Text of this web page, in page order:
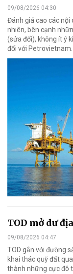
09/08/2026 04:30
Đánh giá cao các nội
nhiên, bên cạnh
(sửa đổi), không ít ý
đối với Petrovietnam.
TOD mở dư
09/08/2026 04:47
TOD gắn với đường
khai thác quỹ đất
thành những cực đô